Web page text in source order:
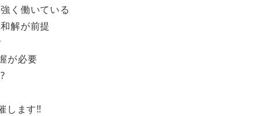
く働いている
解が前提
が必要
します‼